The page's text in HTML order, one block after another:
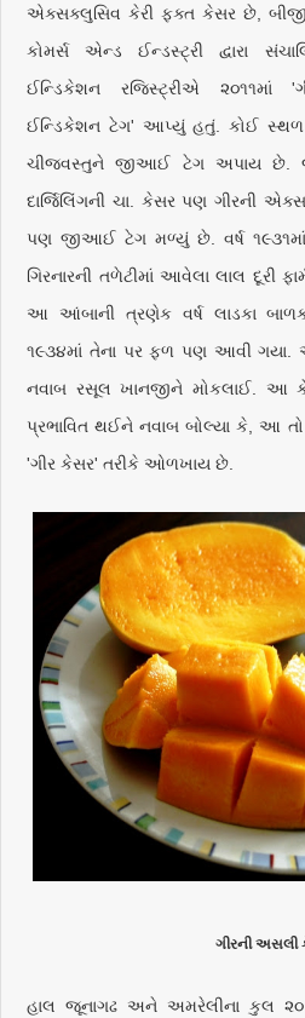
એક્સક્લુસિવ કેરી ફક્ત કેસર છે,
કોમર્સ એન્ડ ઈન્ડસ્ટ્રી દ્વારા
ઈન્ડિકેશન રજિસ્ટ્રીએ ૨૦૧૧માં
ઈન્ડિકેશન ટેગ' આપ્યું હતું. કોઈ સ્થળ
ચીજવસ્તુને જીઆઈ ટેગ અપાય છે.
દાર્જિલિંગની ચા. કેસર પણ ગીરની
પણ જીઆઈ ટેગ મળ્યું છે. વર્ષ
ગિરનારની તળેટીમાં આવેલા લાલ દૂરી
આ આંબાની ત્રણેક વર્ષ લાડકા
૧૯૩૪માં તેના પર ફળ પણ આવી ગયા.
નવાબ રસૂલ ખાનજીને મોકલાઈ. આ
પ્રભાવિત થઈને નવાબ બોલ્યા કે, આ
'ગીર કેસર' તરીકે ઓળખાય છે.
ગીરની અસલી
હાલ જૂનાગઢ અને અમરેલીના કુલ ૨૦